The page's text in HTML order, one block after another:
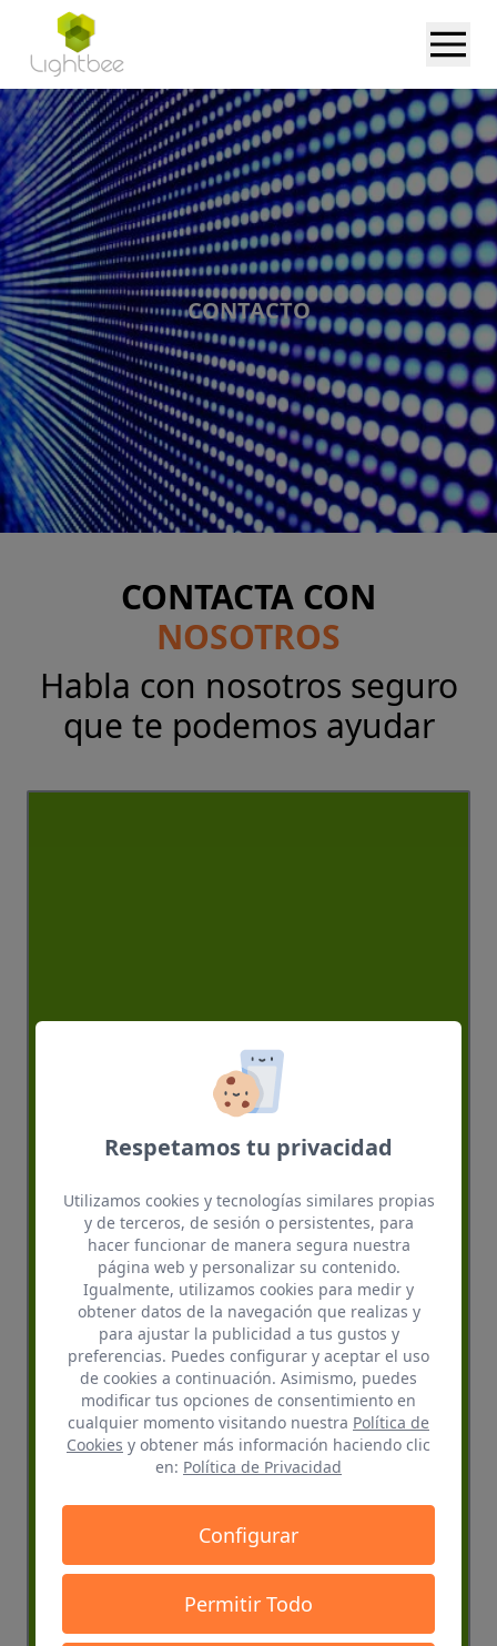
CONTACTO
CONTACTA CON
NOSOTROS
Habla con nosotros seguro
que te podemos ayudar
Acepto el envio de Newsletters con fines
condiciones generales
privacidad
Respetamos tu privacidad
Utilizamos cookies y tecnologías similares propias
y de terceros, de sesión o persistentes, para
hacer funcionar de manera segura nuestra
página web y personalizar su contenido.
Igualmente, utilizamos cookies para medir y
obtener datos de la navegación que realizas y
para ajustar la publicidad a tus gustos y
preferencias. Puedes configurar y aceptar el uso
de cookies a continuación. Asimismo, puedes
modificar tus opciones de consentimiento en
cualquier momento visitando nuestra Política de
Cookies y obtener más información haciendo clic
en: Política de Privacidad
Configurar
Permitir Todo